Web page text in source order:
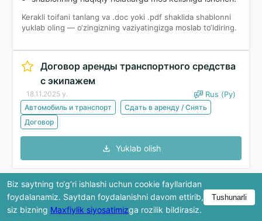
Kerakli toifani tanlang va .doc yoki .pdf shaklida shablonni
yuklab oling — o‘zingizning vaziyatingizga moslab to‘ldiring.
Договор аренды транспортного средства
с экипажем
18.11.2025 y. Rus (Ру)
Автомобиль и транспорт
Сдать в аренду / Снять
Договор
Yuklab olish
Ko'rib chiqishda hujjatning faqat bir qismi ko'rsatiladi.
To'liq versiya yuklab olingandan keyin mavjud bo'ladi.
Biz saytning to‘g‘ri ishlashi uchun cookie fayllaridan
foydalanamiz. Saytdan foydalanishni davom ettirib,
siz bizning Maxfiylik siyosatimizga rozilik bildirasiz.
Tushunarli